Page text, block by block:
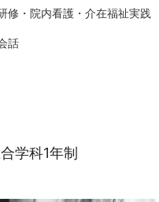
修・院内看護・介在福祉実践
話
学科1年制